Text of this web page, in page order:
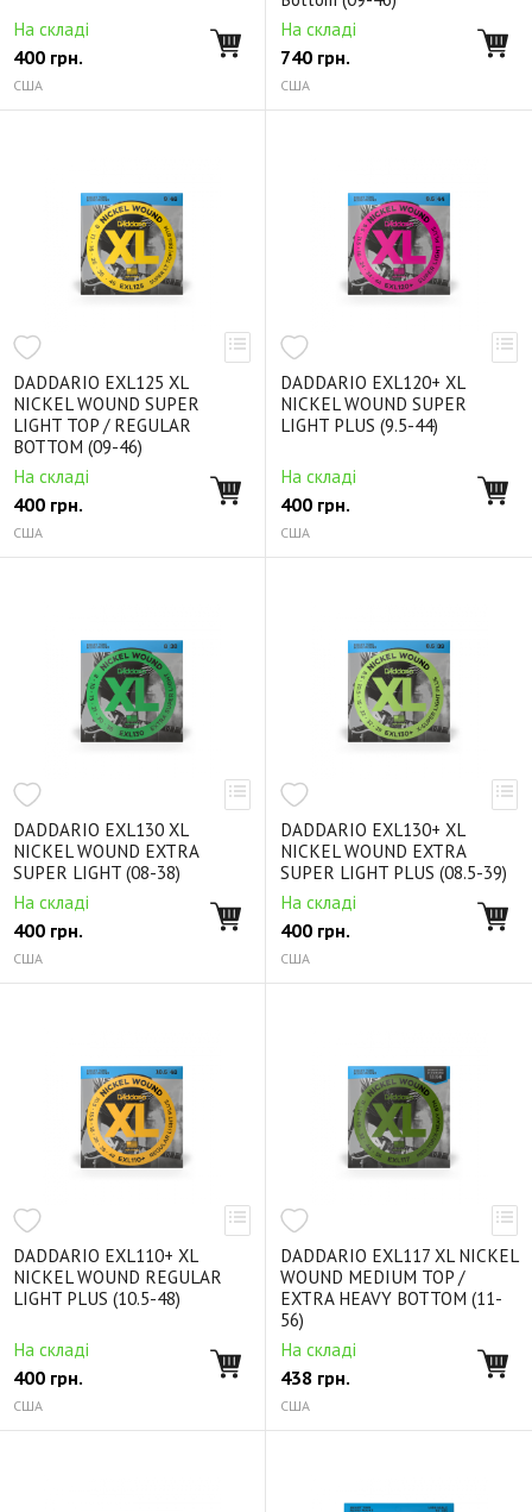
На складі
400 грн.
США
На складі
740 грн.
США
DADDARIO EXL125 XL
NICKEL WOUND SUPER
LIGHT TOP / REGULAR
BOTTOM (09-46)
На складі
400 грн.
США
DADDARIO EXL120+ XL
NICKEL WOUND SUPER
LIGHT PLUS (9.5-44)
На складі
400 грн.
США
DADDARIO EXL130 XL
NICKEL WOUND EXTRA
SUPER LIGHT (08-38)
На складі
400 грн.
США
DADDARIO EXL130+ XL
NICKEL WOUND EXTRA
SUPER LIGHT PLUS (08.5-39)
На складі
400 грн.
США
DADDARIO EXL110+ XL
NICKEL WOUND REGULAR
LIGHT PLUS (10.5-48)
На складі
400 грн.
США
DADDARIO EXL117 XL NICKEL
WOUND MEDIUM TOP /
EXTRA HEAVY BOTTOM (11-
56)
На складі
438 грн.
США